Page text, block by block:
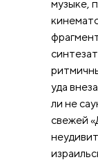
музыке,
уда
ли не
свежей